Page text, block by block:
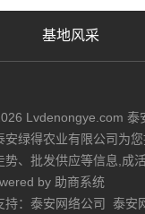
基地风采
Lvdenongye.com 泰
安绿得农业有限公司为
势、批发供应等信息,成
by 助商系统
： 泰安网络公司 泰安